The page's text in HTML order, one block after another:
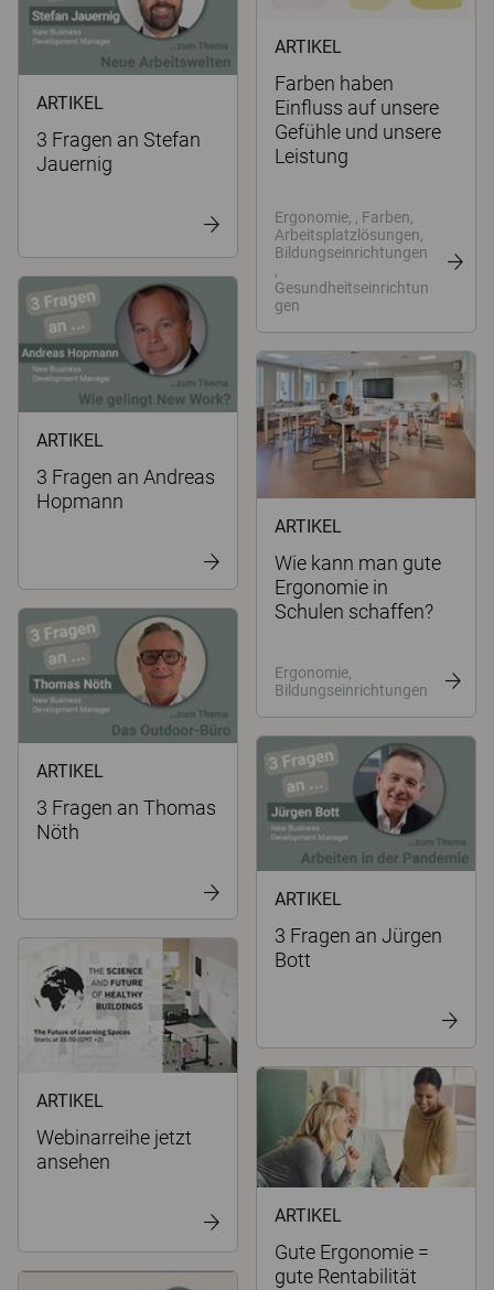
ARTIKEL
Farben haben
Einfluss auf unsere
Gefühle und unsere
Leistung
Ergonomie, , Farben,
Arbeitsplatzlösungen,
Bildungseinrichtungen
,
Gesundheitseinrichtun
gen
ARTIKEL
3 Fragen an Stefan
Jauernig
ARTIKEL
3 Fragen an Andreas
Hopmann
ARTIKEL
Wie kann man gute
Ergonomie in
Schulen schaffen?
Ergonomie,
Bildungseinrichtungen
ARTIKEL
3 Fragen an Thomas
Nöth
ARTIKEL
3 Fragen an Jürgen
Bott
ARTIKEL
Webinarreihe jetzt
ansehen
ARTIKEL
Gute Ergonomie =
gute Rentabilität